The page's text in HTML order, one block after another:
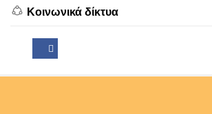
Κοινωνικά δίκτυα